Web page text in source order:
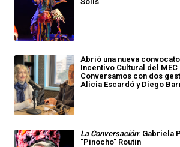
Abrió una nueva
Incentivo Cultural del
Conversamos con dos
Alicia Escardó y Diego
La Conversación: Gabriela
"Pinocho" Routin